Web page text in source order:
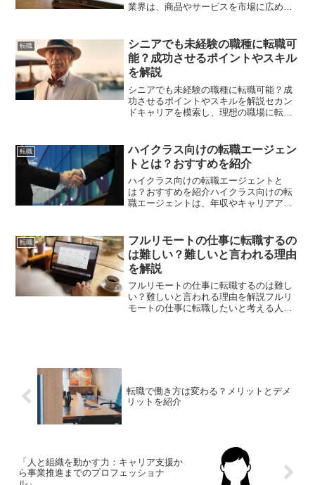
業界は、商品やサービスを市場に広める
やプロモーションを通じて売上を伸ばす
仕事です。この記事では、...
転職
シニアでも未経験の職種に転職可
能？成功させるポイントやスキル
を解説
シニアでも未経験の職種に転職可能？成
功させるポイントやスキルを解説セカン
ドキャリアを模索し、理想の職場に転職
しいとされますが、積極的に採用を進め
ている業界や企業も存在し...
転職
ハイクラス向けの転職エージェン
トとは？おすすめを紹介
ハイクラス向けの転職エージェントと
は？おすすめを紹介ハイクラス向けの転
職エージェントは、年収やキャリアアッ
ージェントは、専門性の高い求人や非公
開求人を取り扱っており、個...
転職
フルリモートの仕事に転職するの
は難しい？難しいと言われる理由
を解説
フルリモートの仕事に転職するのは難し
い？難しいと言われる理由を解説フルリ
モートの仕事に転職したいと考える人が
転職で働き方は変わる？メリットとデメ
リットを紹介
「人と組織を動かす力：キャリア支援か
ら事業推進までのプロフェッショナ